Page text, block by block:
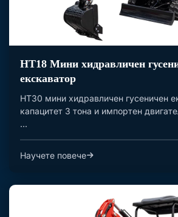
HT18 Мини хидравличен
екскаватор
HT30 мини хидравличен гусеничен
капацитет 3 тона и импортен
...
Научете повече